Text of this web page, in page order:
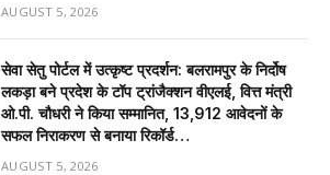
AUGUST 5, 2026
सेवा सेतु पोर्टल में उत्कृष्ट प्रदर्शन: बलरामपुर के निर्दोष
लकड़ा बने प्रदेश के टॉप ट्रांजैक्शन वीएलई, वित्त मंत्री
ओ.पी. चौधरी ने किया सम्मानित, 13,912 आवेदनों के
सफल निराकरण से बनाया रिकॉर्ड…
AUGUST 5, 2026